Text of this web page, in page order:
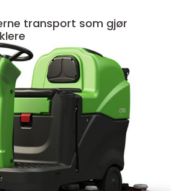
transport som gjør